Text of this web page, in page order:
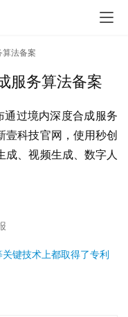
算法备案
服务算法备案
过境内深度合成服务
壹科技官网，使用秒创
成、视频生成、数字人
键技术上都取得了专利